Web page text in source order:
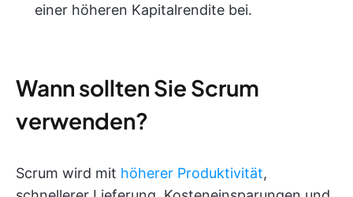
einer höheren Kapitalrendite bei.
Wann sollten Sie Scrum
verwenden?
Scrum wird mit höherer Produktivität,